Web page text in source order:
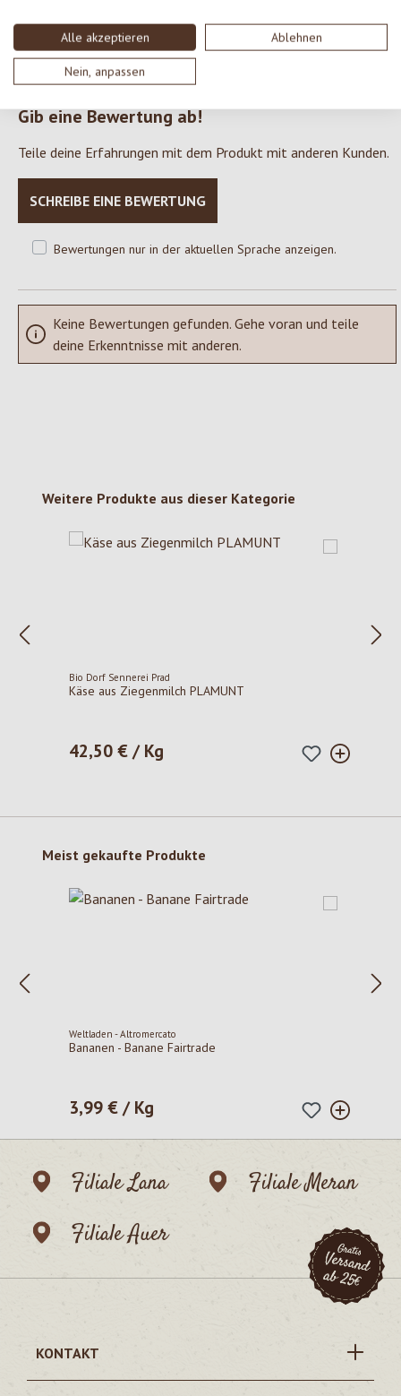
Alle akzeptieren Ablehnen
Nein, anpassen
0 von 0 Bewertungen
Durchschnittliche Bewertung von 0 von 5 Sternen
Gib eine Bewertung ab!
Teile deine Erfahrungen mit dem Produkt mit anderen Kunden.
SCHREIBE EINE BEWERTUNG
Bewertungen nur in der aktuellen Sprache anzeigen.
Keine Bewertungen gefunden. Gehe voran und teile
deine Erkenntnisse mit anderen.
Produktgalerie überspringen
Weitere Produkte aus dieser Kategorie
Bio Dorf Sennerei Prad
Käse aus Ziegenmilch PLAMUNT
Regulärer Preis:
42,50 € / Kg
Produktgalerie überspringen
Meist gekaufte Produkte
Weltladen - Altromercato
Bananen - Banane Fairtrade
Regulärer Preis:
3,99 € / Kg
Filiale Lana
Filiale Meran
Filiale Auer
KONTAKT